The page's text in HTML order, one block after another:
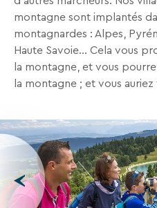
montagne sont implantés
montagnardes : Alpes,
Haute Savoie… Cela vous
la montagne, et vous
la montagne ; et vous
votre
boîte
mail,
toutes
les
bons
plans,
promos,
idées
de
séjours